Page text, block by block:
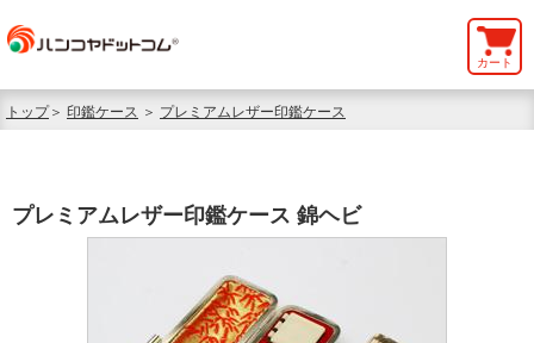
カート
トップ＞ 印鑑ケース ＞ プレミアムレザー印鑑ケース
プレミアムレザー印鑑ケース 錦ヘビ